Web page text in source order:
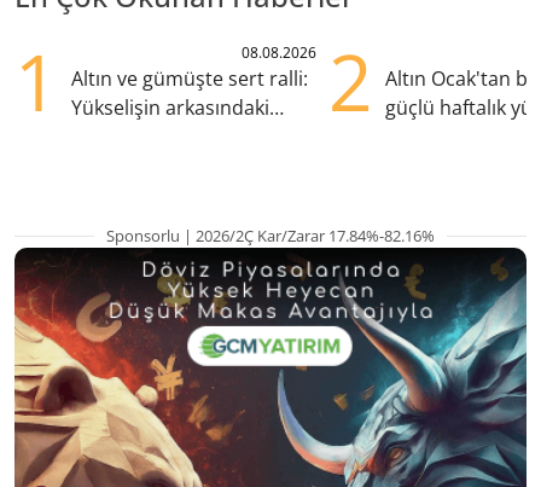
1 08.08.2026
Altın ve gümüşte sert ralli:
Yükselişin arkasındaki
2
Altın Ocak'tan
güçlü haftalık
Sponsorlu | 2026/2Ç Kar/Zarar 17.84%-82.16%